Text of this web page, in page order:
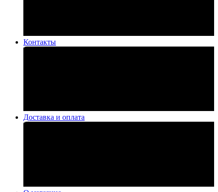
Контакты
Доставка и оплата